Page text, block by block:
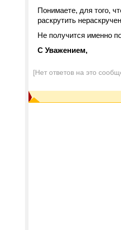
Понимаете, для того,
раскрутить
Не получится именно
С Уважением,
[Нет ответов на это